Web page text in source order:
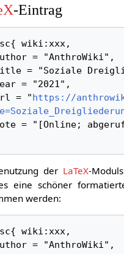
-Eintrag
url = "
https://
der LaTeX-
eine schöner
werden: